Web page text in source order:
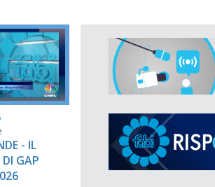
- IL
GAP